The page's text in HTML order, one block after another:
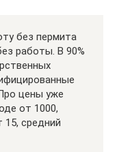
без пермита
работы. В 90%
цены уже
от 1000,
15, средний